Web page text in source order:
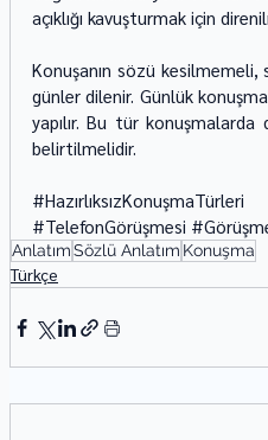
açıklığı kavuşturmak için
Konuşanın sözü
günler dilenir. Günlük
yapılır. Bu tür
belirtilmelidir.
#HazırlıksızKonuşmaTürleri
#TelefonGörüşmesi
AnlatımSözlü Anlatım Konuşma
Türkçe